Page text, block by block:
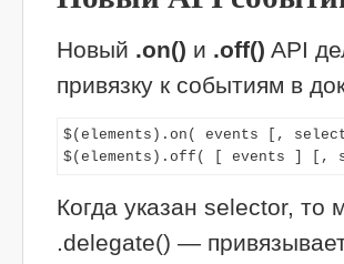
Новый .on() и .off() API
привязку к событиям в
$(elements).on( events [,
$(elements).off( [ events ] [,
Когда указан selector, то
.delegate() —